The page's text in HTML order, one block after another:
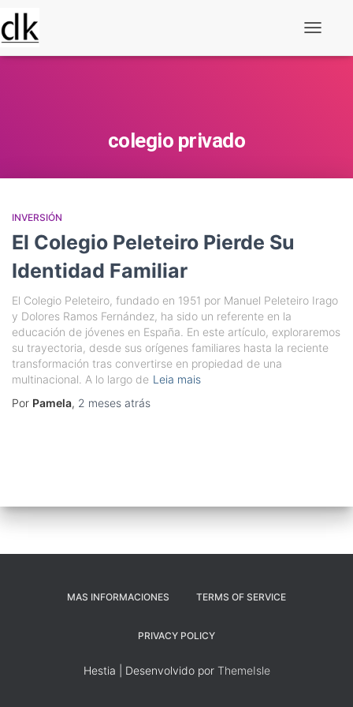
colegio privado
INVERSIÓN
El Colegio Peleteiro Pierde Su
Identidad Familiar
El Colegio Peleteiro, fundado en 1951 por Manuel Peleteiro Irago
y Dolores Ramos Fernández, ha sido un referente en la
educación de jóvenes en España. En este artículo, exploraremos
su trayectoria, desde sus orígenes familiares hasta la reciente
transformación tras convertirse en propiedad de una
multinacional. A lo largo de Leia mais
Por Pamela, 2 meses atrás
MAS INFORMACIONES TERMS OF SERVICE
PRIVACY POLICY
Hestia | Desenvolvido por ThemeIsle